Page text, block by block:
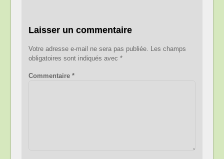
Laisser un commentaire
Votre adresse e-mail ne sera pas publiée. Les champs
obligatoires sont indiqués avec*
Commentaire*